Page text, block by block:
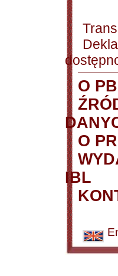
O
O
IBL